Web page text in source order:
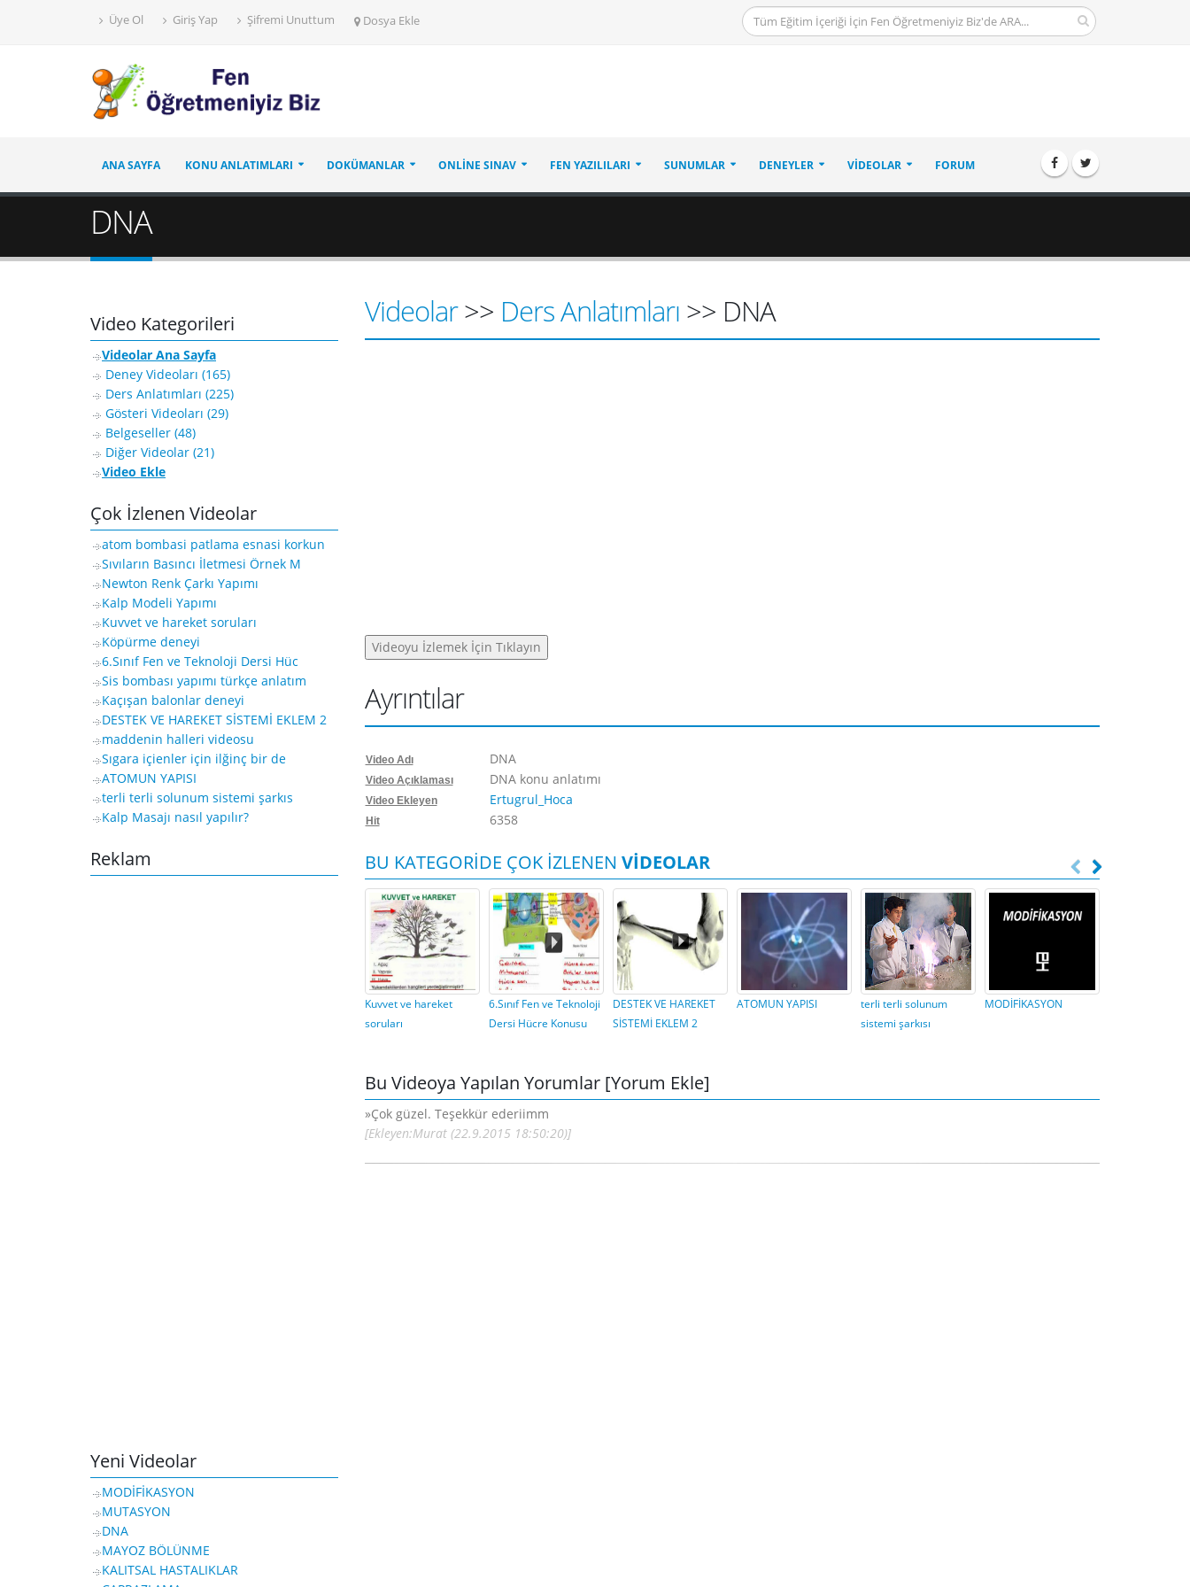
Üye Ol Giriş Yap Şifremi Unuttum Dosya Ekle
ANA SAYFA KONU ANLATIMLARI DOKÜMANLAR ONLINE SINAV FEN YAZILILARI SUNUMLAR DENEYLER VIDEOLAR FORUM
DNA
Video Kategorileri
Videolar Ana Sayfa
Deney Videoları (165)
Ders Anlatımları (225)
Gösteri Videoları (29)
Belgeseller (48)
Diğer Videolar (21)
Video Ekle
Çok İzlenen Videolar
atom bombasi patlama esnasi korkun
Sıvıların Basıncı İletmesi Örnek M
Newton Renk Çarkı Yapımı
Kalp Modeli Yapımı
Kuvvet ve hareket soruları
Köpürme deneyi
6.Sınıf Fen ve Teknoloji Dersi Hüc
Sis bombası yapımı türkçe anlatım
Kaçışan balonlar deneyi
DESTEK VE HAREKET SİSTEMİ EKLEM 2
maddenin halleri videosu
Sıgara içienler için ilğinç bir de
ATOMUN YAPISI
terli terli solunum sistemi şarkıs
Kalp Masajı nasıl yapılır?
Reklam
Yeni Videolar
MODİFİKASYON
MUTASYON
DNA
MAYOZ BÖLÜNME
KALITSAL HASTALIKLAR
Videolar>> Ders Anlatımları >> DNA
Ayrıntılar
Video Adı DNA
Video Açıklaması DNA konu anlatımı
Video Ekleyen Ertugrul_Hoca
Hit 6358
BU KATEGORİDE ÇOK İZLENENVİDEOLAR
Kuvvet ve hareket
soruları
6.Sınıf Fen ve Teknoloji
Dersi Hücre Konusu
DESTEK VE HAREKET
SİSTEMİ EKLEM 2
ATOMUN YAPISI
terli terli solunum
sistemi şarkısı
MODİFİKASYON
Bu Videoya Yapılan Yorumlar [Yorum Ekle]
»Çok güzel. Teşekkür ederiimm
[Ekleyen:Murat (22.9.2015 18:50:20)]